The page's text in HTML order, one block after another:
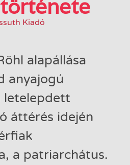
Kiadó
alapállása
anyajogú
letelepdett
áttérés idején
a patriarchátus.